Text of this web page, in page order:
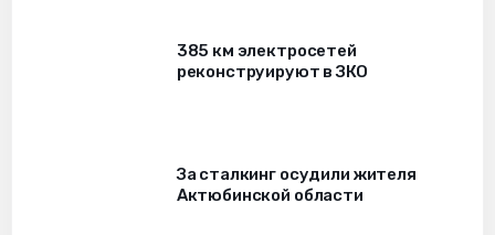
385 км электросетей
реконструируют в ЗКО
За сталкинг осудили жителя
Актюбинской области